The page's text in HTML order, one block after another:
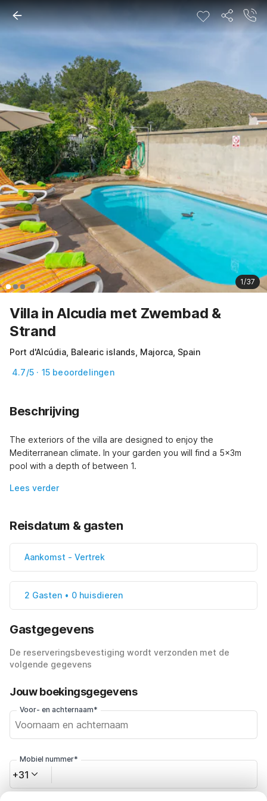
1/37
Villa in Alcudia met Zwembad &
Strand
Port d'Alcúdia, Balearic islands, Majorca, Spain
4.7/5 · 15 beoordelingen
Beschrijving
The exteriors of the villa are designed to enjoy the
Mediterranean climate. In your garden you will find a 5x3m
pool with a depth of between 1.
Lees verder
Reisdatum & gasten
Aankomst - Vertrek
2 Gasten • 0 huisdieren
Gastgegevens
De reserveringsbevestiging wordt verzonden met de
volgende gegevens
Jouw boekingsgegevens
Voor- en achternaam*
Mobiel nummer*
+31